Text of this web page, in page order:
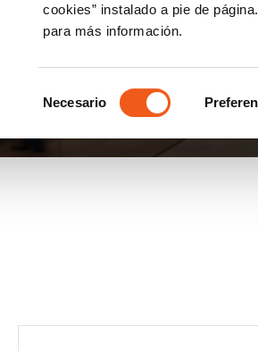
cookies” instalado a pie de
para más información.
de
Necesario
DE LA